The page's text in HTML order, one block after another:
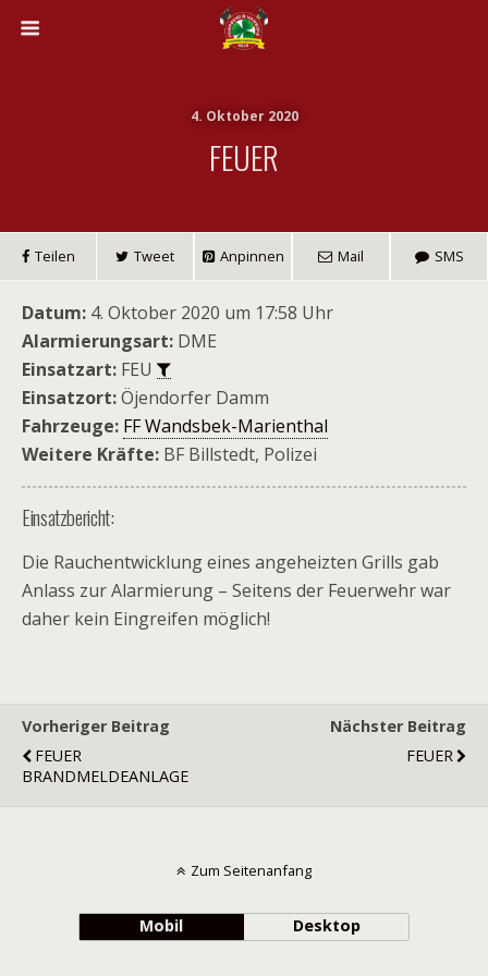
4. Oktober 2020
FEUER
Teilen Tweet Anpinnen Mail SMS
Datum: 4. Oktober 2020 um 17:58 Uhr
Alarmierungsart: DME
Einsatzart: FEU
Einsatzort:Öjendorfer Damm
Fahrzeuge: FF Wandsbek-Marienthal
Weitere Kräfte: BF Billstedt, Polizei
Einsatzbericht:
Die Rauchentwicklung eines angeheizten Grills gab
Anlass zur Alarmierung – Seitens der Feuerwehr war
daher kein Eingreifen möglich!
Vorheriger Beitrag
FEUER
BRANDMELDEANLAGE
Nächster Beitrag
FEUER
Zum Seitenanfang
Mobil Desktop